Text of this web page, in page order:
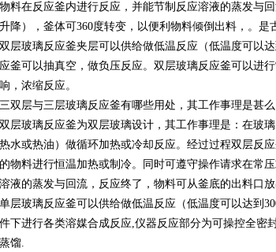
料在反应釜内进行反应，并能节制反应溶液的蒸发与
降），釜体可360度转变，以便利物料倾倒出料，。
玻璃反应釜夹层可以供给做低温反应（低温度可以
釜可以抽真空，做负压反应。双层玻璃反应釜可以进
，浓缩反应。
层与三层玻璃反应釜有哪些用处，其工作事理是甚么
玻璃反应釜为双层玻璃设计，其工作事理是：在玻璃
水或热油）做循环加热或冷却反应。经过过程双层反
物料进行恒温加热或制冷。同时可遵守操作请求在常
液的蒸发与回流，反应终了，物料可从釜底的出料口放
玻璃反应釜可以供给做低温反应（低温度可以达到
下进行各类溶媒合成反应,仪器反应部分为可操控全密
馏.